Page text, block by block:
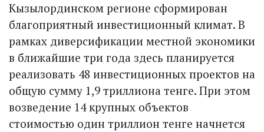
Кызылординском регионе сформирован
благоприятный инвестиционный климат. В
рамках диверсификации местной экономики
в ближайшие три года здесь планируется
реализовать 48 инвестиционных проектов на
общую сумму 1,9 триллиона тенге. При этом
возведение 14 крупных объектов
стоимостью один триллион тенге начнется